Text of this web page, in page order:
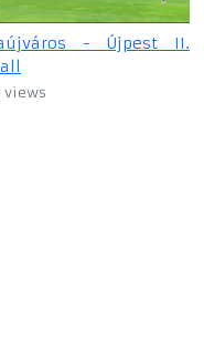
- Újpest II.
views